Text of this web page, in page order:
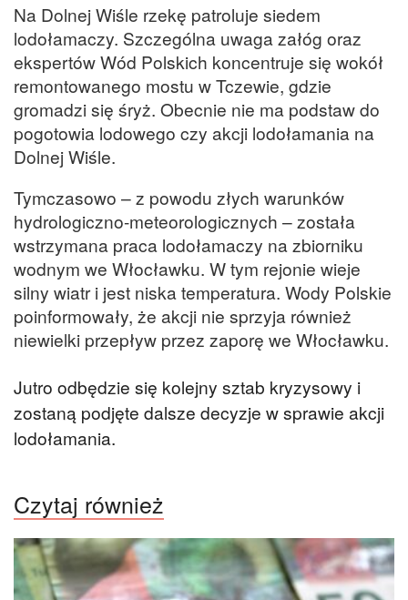
Na Dolnej Wiśle rzekę patroluje siedem
lodołamaczy. Szczególna uwaga załóg oraz
ekspertów Wód Polskich koncentruje się wokół
remontowanego mostu w Tczewie, gdzie
gromadzi się śryż. Obecnie nie ma podstaw do
pogotowia lodowego czy akcji lodołamania na
Dolnej Wiśle.
Tymczasowo – z powodu złych warunków
hydrologiczno-meteorologicznych – została
wstrzymana praca lodołamaczy na zbiorniku
wodnym we Włocławku. W tym rejonie wieje
silny wiatr i jest niska temperatura. Wody Polskie
poinformowały, że akcji nie sprzyja również
niewielki przepływ przez zaporę we Włocławku.
Jutro odbędzie się kolejny sztab kryzysowy i
zostaną podjęte dalsze decyzje w sprawie akcji
lodołamania.
Czytaj również